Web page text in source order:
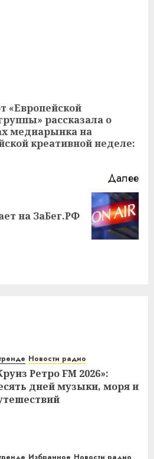
«Европейской
рассказала о
медиарынка на
креативной неделе:
Далее
на ЗаБег.РФ
Новости радио
Ретро FM 2026»:
дней музыки, моря и